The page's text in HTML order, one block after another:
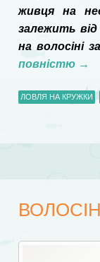
живця на
залежить
на волосіні
повністю →
ЛОВЛЯ НА КРУЖКИ